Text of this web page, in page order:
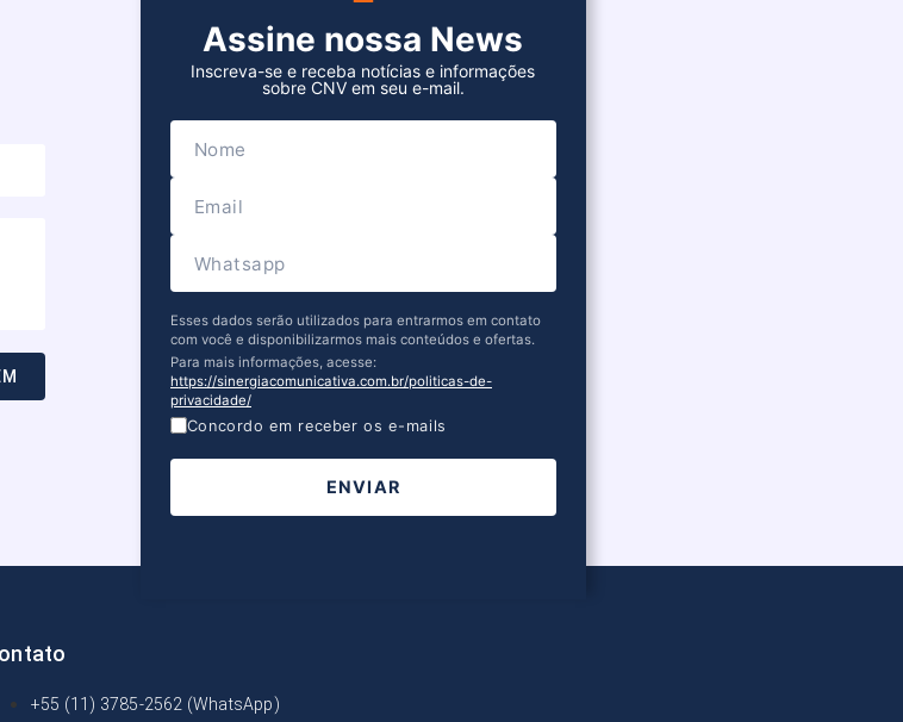
Assine nossa News
Inscreva-se e receba notícias e informações
sobre CNV em seu e-mail.
Esses dados serão utilizados para entrarmos em contato
com você e disponibilizarmos mais conteúdos e ofertas.
Para mais informações, acesse:
https://sinergiacomunicativa.com.br/politicas-de-
privacidade/
Concordo em receber os e-mails
ENVIAR
+55 (11) 3785-2562 (WhatsApp)